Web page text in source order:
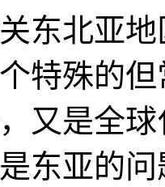
东北亚
特殊的
又是全
东亚的